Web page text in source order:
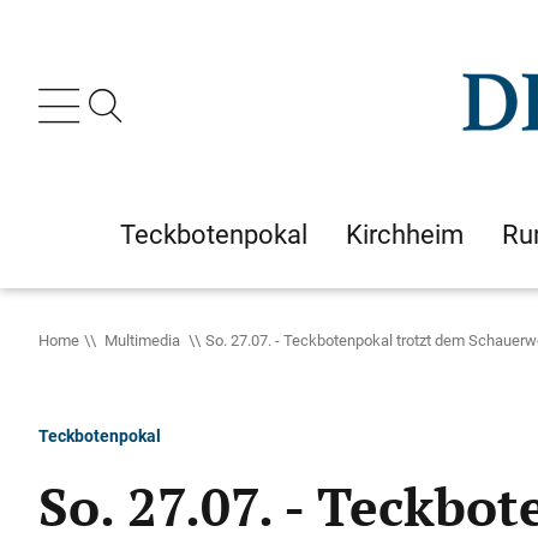
Teckbotenpokal Kirchheim
Home Multimedia So. 27.07. - Teckbotenpokal trotzt dem
Teckbotenpokal
So. 27.07. -